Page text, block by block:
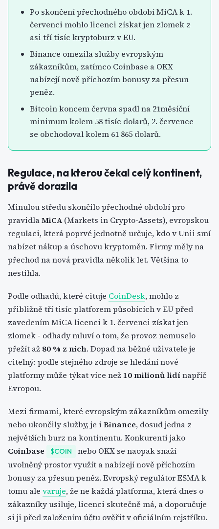
Po skončení přechodného období MiCA k 1.
červenci mohlo licenci získat jen zlomek z
asi tří tisíc kryptoburz v EU.
Binance omezila služby evropským
zákazníkům, zatímco Coinbase a OKX
nabízejí nově příchozím bonusy za přesun
peněz.
Bitcoin koncem června spadl na 21měsíční
minimum kolem 58 tisíc dolarů, 2. července
se obchodoval kolem 61 865 dolarů.
Regulace, na kterou čekal celý kontinent,
právě dorazila
Minulou středu skončilo přechodné období pro
pravidlaMiCA(Markets in Crypto-Assets), evropskou
regulaci, která poprvé jednotně určuje, kdo v Unii smí
nabízet nákup a úschovu kryptoměn. Firmy měly na
přechod na nová pravidla několik let. Většina to
nestihla.
Podle odhadů, které cituje CoinDesk, mohlo z
přibližně tří tisíc platforem působících v EU před
zavedením MiCA licenci k 1. červenci získat jen
zlomek - odhady mluví o tom, že provoz nemuselo
přežít až 80 % z nich. Dopad na běžné uživatele je
citelný: podle stejného zdroje se hledání nové
platformy může týkat více než 10 milionů lidí napříč
Evropou.
Mezi firmami, které evropským zákazníkům omezily
nebo ukončily služby, je i Binance, dosud jedna z
největších burz na kontinentu. Konkurenti jako
Coinbase
$COIN
nebo OKX se naopak snaží
uvolněný prostor využít a nabízejí nově příchozím
bonusy za přesun peněz. Evropský regulátor ESMA k
tomu ale varuje, že ne každá platforma, která dnes o
zákazníky usiluje, licenci skutečně má, a doporučuje
si ji před založením účtu ověřit v oficiálním rejstříku.